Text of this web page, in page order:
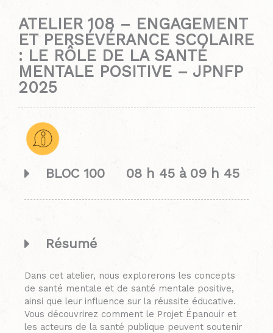
ATELIER 108 – ENGAGEMENT
ET PERSÉVÉRANCE SCOLAIRE
: LE RÔLE DE LA SANTÉ
MENTALE POSITIVE – JPNFP
2025
BLOC 100 08 h 45 à 09 h 45
Résumé
Dans cet atelier, nous explorerons les concepts
de santé mentale et de santé mentale positive,
ainsi que leur influence sur la réussite éducative.
Vous découvrirez comment le Projet Épanouir et
les acteurs de la santé publique peuvent soutenir